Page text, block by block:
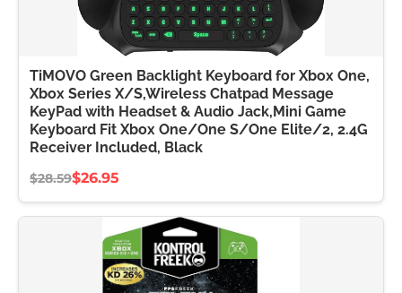
TiMOVO Green Backlight Keyboard for Xbox One,
Xbox Series X/S,Wireless Chatpad Message
KeyPad with Headset & Audio Jack,Mini Game
Keyboard Fit Xbox One/One S/One Elite/2, 2.4G
Receiver Included, Black
$28.59$26.95